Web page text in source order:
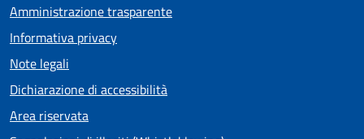
Amministrazione trasparente
Informativa privacy
Note legali
Dichiarazione di accessibilità
Area riservata